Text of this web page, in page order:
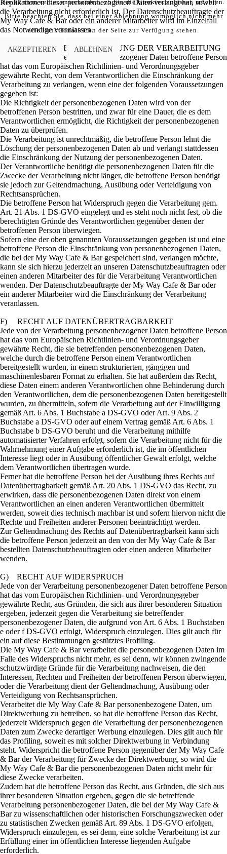
Replikationen dieser personenbezogenen Daten verlangt hat, soweit
die Verarbeitung nicht erforderlich ist. Der Datenschutzbeauftragte der
My Way Cafe & Bar oder ein anderer Mitarbeiter wird im Einzelfall
das Notwendige veranlassen.
E) RECHT AUF EINSCHRÄNKUNG DER VERARBEITUNG
Jede von der Verarbeitung personenbezogener Daten betroffene Person
hat das vom Europäischen Richtlinien- und Verordnungsgeber
gewährte Recht, von dem Verantwortlichen die Einschränkung der
Verarbeitung zu verlangen, wenn eine der folgenden Voraussetzungen
gegeben ist:
Die Richtigkeit der personenbezogenen Daten wird von der
betroffenen Person bestritten, und zwar für eine Dauer, die es dem
Verantwortlichen ermöglicht, die Richtigkeit der personenbezogenen
Daten zu überprüfen.
Die Verarbeitung ist unrechtmäßig, die betroffene Person lehnt die
Löschung der personenbezogenen Daten ab und verlangt stattdessen
die Einschränkung der Nutzung der personenbezogenen Daten.
Der Verantwortliche benötigt die personenbezogenen Daten für die
Zwecke der Verarbeitung nicht länger, die betroffene Person benötigt
sie jedoch zur Geltendmachung, Ausübung oder Verteidigung von
Rechtsansprüchen.
Die betroffene Person hat Widerspruch gegen die Verarbeitung gem.
Art. 21 Abs. 1 DS-GVO eingelegt und es steht noch nicht fest, ob die
berechtigten Gründe des Verantwortlichen gegenüber denen der
betroffenen Person überwiegen.
Sofern eine der oben genannten Voraussetzungen gegeben ist und eine
betroffene Person die Einschränkung von personenbezogenen Daten,
die bei der My Way Cafe & Bar gespeichert sind, verlangen möchte,
kann sie sich hierzu jederzeit an unseren Datenschutzbeauftragten oder
einen anderen Mitarbeiter des für die Verarbeitung Verantwortlichen
wenden. Der Datenschutzbeauftragte der My Way Cafe & Bar oder
ein anderer Mitarbeiter wird die Einschränkung der Verarbeitung
veranlassen.
F) RECHT AUF DATENÜBERTRAGBARKEIT
Jede von der Verarbeitung personenbezogener Daten betroffene Person
hat das vom Europäischen Richtlinien- und Verordnungsgeber
gewährte Recht, die sie betreffenden personenbezogenen Daten,
welche durch die betroffene Person einem Verantwortlichen
bereitgestellt wurden, in einem strukturierten, gängigen und
maschinenlesbaren Format zu erhalten. Sie hat außerdem das Recht,
diese Daten einem anderen Verantwortlichen ohne Behinderung durch
den Verantwortlichen, dem die personenbezogenen Daten bereitgestellt
wurden, zu übermitteln, sofern die Verarbeitung auf der Einwilligung
gemäß Art. 6 Abs. 1 Buchstabe a DS-GVO oder Art. 9 Abs. 2
Buchstabe a DS-GVO oder auf einem Vertrag gemäß Art. 6 Abs. 1
Buchstabe b DS-GVO beruht und die Verarbeitung mithilfe
automatisierter Verfahren erfolgt, sofern die Verarbeitung nicht für die
Wahrnehmung einer Aufgabe erforderlich ist, die im öffentlichen
Interesse liegt oder in Ausübung öffentlicher Gewalt erfolgt, welche
dem Verantwortlichen übertragen wurde.
Ferner hat die betroffene Person bei der Ausübung ihres Rechts auf
Datenübertragbarkeit gemäß Art. 20 Abs. 1 DS-GVO das Recht, zu
erwirken, dass die personenbezogenen Daten direkt von einem
Verantwortlichen an einen anderen Verantwortlichen übermittelt
werden, soweit dies technisch machbar ist und sofern hiervon nicht die
Rechte und Freiheiten anderer Personen beeinträchtigt werden.
Zur Geltendmachung des Rechts auf Datenübertragbarkeit kann sich
die betroffene Person jederzeit an den von der My Way Cafe & Bar
bestellten Datenschutzbeauftragten oder einen anderen Mitarbeiter
wenden.
G) RECHT AUF WIDERSPRUCH
Jede von der Verarbeitung personenbezogener Daten betroffene Person
hat das vom Europäischen Richtlinien- und Verordnungsgeber
gewährte Recht, aus Gründen, die sich aus ihrer besonderen Situation
ergeben, jederzeit gegen die Verarbeitung sie betreffender
personenbezogener Daten, die aufgrund von Art. 6 Abs. 1 Buchstaben
e oder f DS-GVO erfolgt, Widerspruch einzulegen. Dies gilt auch für
ein auf diese Bestimmungen gestütztes Profiling.
Die My Way Cafe & Bar verarbeitet die personenbezogenen Daten im
Falle des Widerspruchs nicht mehr, es sei denn, wir können zwingende
schutzwürdige Gründe für die Verarbeitung nachweisen, die den
Interessen, Rechten und Freiheiten der betroffenen Person überwiegen,
oder die Verarbeitung dient der Geltendmachung, Ausübung oder
Verteidigung von Rechtsansprüchen.
Verarbeitet die My Way Cafe & Bar personenbezogene Daten, um
Direktwerbung zu betreiben, so hat die betroffene Person das Recht,
jederzeit Widerspruch gegen die Verarbeitung der personenbezogenen
Daten zum Zwecke derartiger Werbung einzulegen. Dies gilt auch für
das Profiling, soweit es mit solcher Direktwerbung in Verbindung
steht. Widerspricht die betroffene Person gegenüber der My Way Cafe
& Bar der Verarbeitung für Zwecke der Direktwerbung, so wird die
My Way Cafe & Bar die personenbezogenen Daten nicht mehr für
diese Zwecke verarbeiten.
Zudem hat die betroffene Person das Recht, aus Gründen, die sich aus
ihrer besonderen Situation ergeben, gegen die sie betreffende
Verarbeitung personenbezogener Daten, die bei der My Way Cafe &
Bar zu wissenschaftlichen oder historischen Forschungszwecken oder
zu statistischen Zwecken gemäß Art. 89 Abs. 1 DS-GVO erfolgen,
Widerspruch einzulegen, es sei denn, eine solche Verarbeitung ist zur
Erfüllung einer im öffentlichen Interesse liegenden Aufgabe
erforderlich.
Sie können selbst entscheiden, ob Sie die Cookies zulassen möchten.
Bitte beachten Sie, dass bei einer Ablehnung womöglich nicht mehr
alle Funktionalitäten der Seite zur Verfügung stehen.
AKZEPTIEREN ABLEHNEN